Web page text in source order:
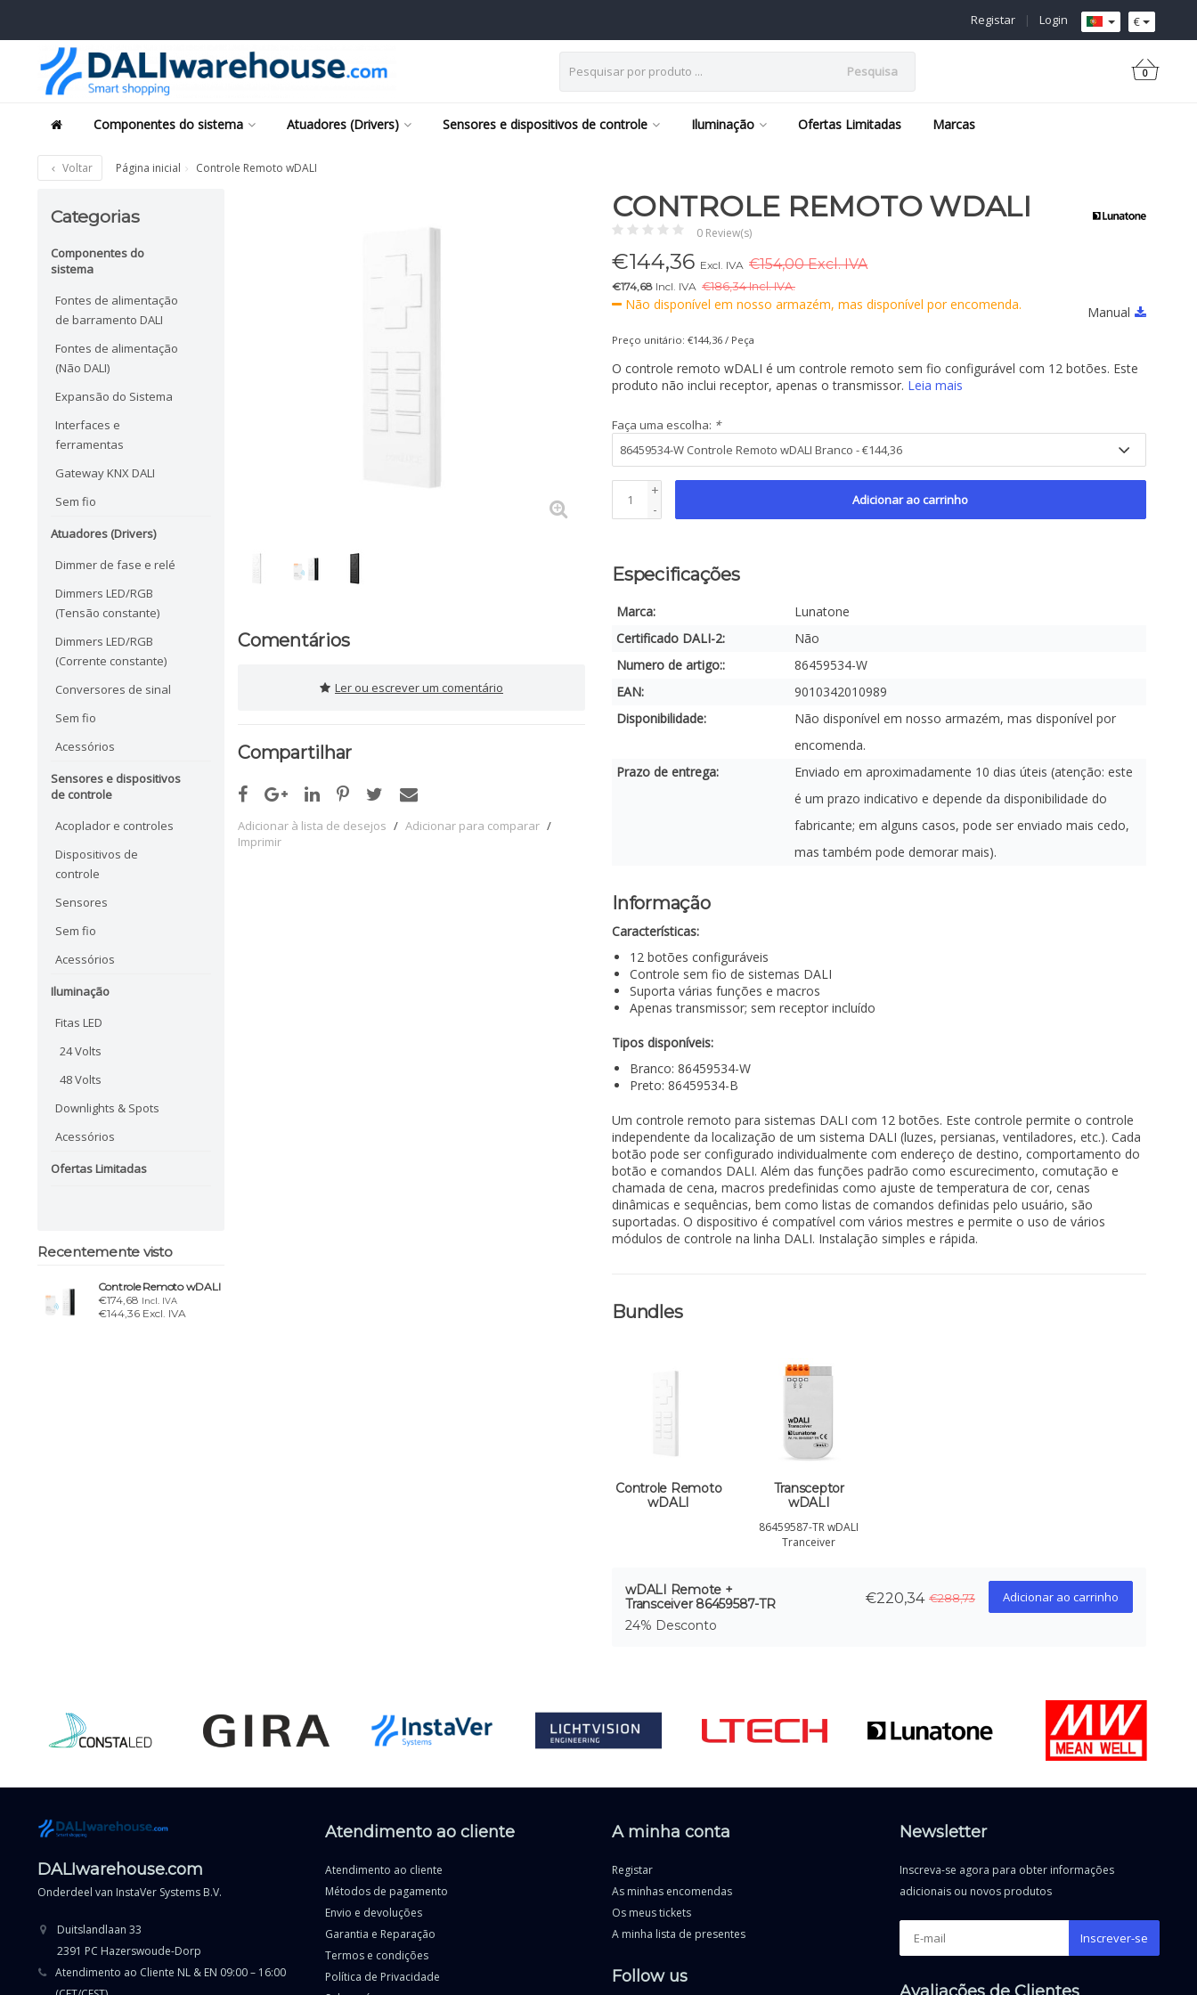
€
Login
|
Registar
Pesquisa 0
Componentes do sistema Atuadores (Drivers) Sensores e dispositivos de controle Iluminação Ofertas Limitadas Marcas
Voltar Página inicial Controle Remoto wDALI
Categorias
Componentes do
sistema
Fontes de alimentação
de barramento DALI
Fontes de alimentação
(Não DALI)
Expansão do Sistema
Interfaces e
ferramentas
Gateway KNX DALI
Sem fio
Atuadores (Drivers)
Dimmer de fase e relé
Dimmers LED/RGB
(Tensão constante)
Dimmers LED/RGB
(Corrente constante)
Conversores de sinal
Sem fio
Acessórios
Sensores e dispositivos
de controle
Acoplador e controles
Dispositivos de
controle
Sensores
Sem fio
Acessórios
Iluminação
Fitas LED
24 Volts
48 Volts
Downlights & Spots
Acessórios
Ofertas Limitadas
Recentemente visto
Controle Remoto wDALI
€174,68 Incl. IVA
€144,36 Excl. IVA
Comentários
Ler ou escrever um comentário
Compartilhar
Adicionar à lista de desejos / Adicionar para comparar /
Imprimir
CONTROLE REMOTO WDALI
0 Review(s)
€144,36 Excl. IVA €154,00 Excl. IVA
€174,68 Incl. IVA €186,34 Incl. IVA.
Não disponível em nosso armazém, mas disponível por encomenda. Manual
Preço unitário: €144,36 / Peça
O controle remoto wDALI é um controle remoto sem fio configurável com 12 botões. Este
produto não inclui receptor, apenas o transmissor. Leia mais
Faça uma escolha: *
+
-
Adicionar ao carrinho
Especificações
Marca:
Lunatone
Certificado DALI-2:
Não
Numero de artigo::
86459534-W
EAN:
9010342010989
Disponibilidade:
Não disponível em nosso armazém, mas disponível por
encomenda.
Prazo de entrega:
Enviado em aproximadamente 10 dias úteis (atenção: este
é um prazo indicativo e depende da disponibilidade do
fabricante; em alguns casos, pode ser enviado mais cedo,
mas também pode demorar mais).
Informação
Características:
12 botões configuráveis
Controle sem fio de sistemas DALI
Suporta várias funções e macros
Apenas transmissor; sem receptor incluído
Tipos disponíveis:
Branco: 86459534-W
Preto: 86459534-B
Um controle remoto para sistemas DALI com 12 botões. Este controle permite o controle
independente da localização de um sistema DALI (luzes, persianas, ventiladores, etc.). Cada
botão pode ser configurado individualmente com endereço de destino, comportamento do
botão e comandos DALI. Além das funções padrão como escurecimento, comutação e
chamada de cena, macros predefinidas como ajuste de temperatura de cor, cenas
dinâmicas e sequências, bem como listas de comandos definidas pelo usuário, são
suportadas. O dispositivo é compatível com vários mestres e permite o uso de vários
módulos de controle na linha DALI. Instalação simples e rápida.
Bundles
Controle Remoto
wDALI
Transceptor
wDALI
86459587-TR wDALI
Tranceiver
wDALI Remote +
Transceiver 86459587-TR
24% Desconto
Adicionar ao carrinho
€288,73
€220,34
DALIwarehouse.com
Onderdeel van InstaVer Systems B.V.
Duitslandlaan 33
2391 PC Hazerswoude-Dorp
Atendimento ao Cliente NL & EN 09:00 – 16:00
Atendimento ao cliente
Atendimento ao cliente
Métodos de pagamento
Envio e devoluções
Garantia e Reparação
Termos e condições
Política de Privacidade
A minha conta
Registar
As minhas encomendas
Os meus tickets
A minha lista de presentes
Follow us
Newsletter
Inscreva-se agora para obter informações
adicionais ou novos produtos
Inscrever-se
Avaliações de Clientes